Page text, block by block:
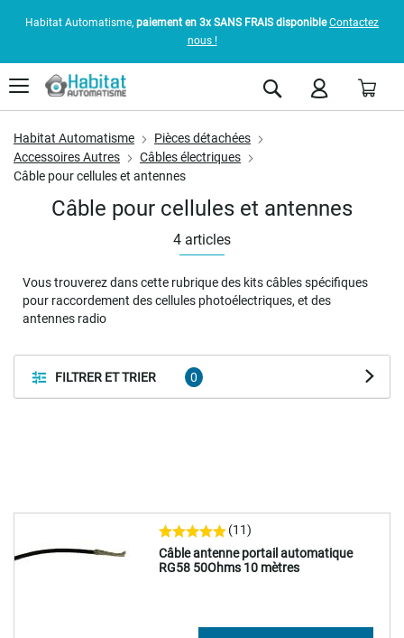
Habitat Automatisme, paiement en 3x SANS FRAIS disponible Contactez
nous !
Rechercher
Habitat Automatisme
Pièces détachées
Accessoires Autres
Câbles électriques
Câble pour cellules et antennes
FILTRER ET TRIER
4 articles
Câble pour cellules et antennes
Vous trouverez dans cette rubrique des kits câbles spécifiques
pour raccordement des cellules photoélectriques, et des
antennes radio
Câble antenne portail automatique
RG58 50Ohms 10 mètres
(11)